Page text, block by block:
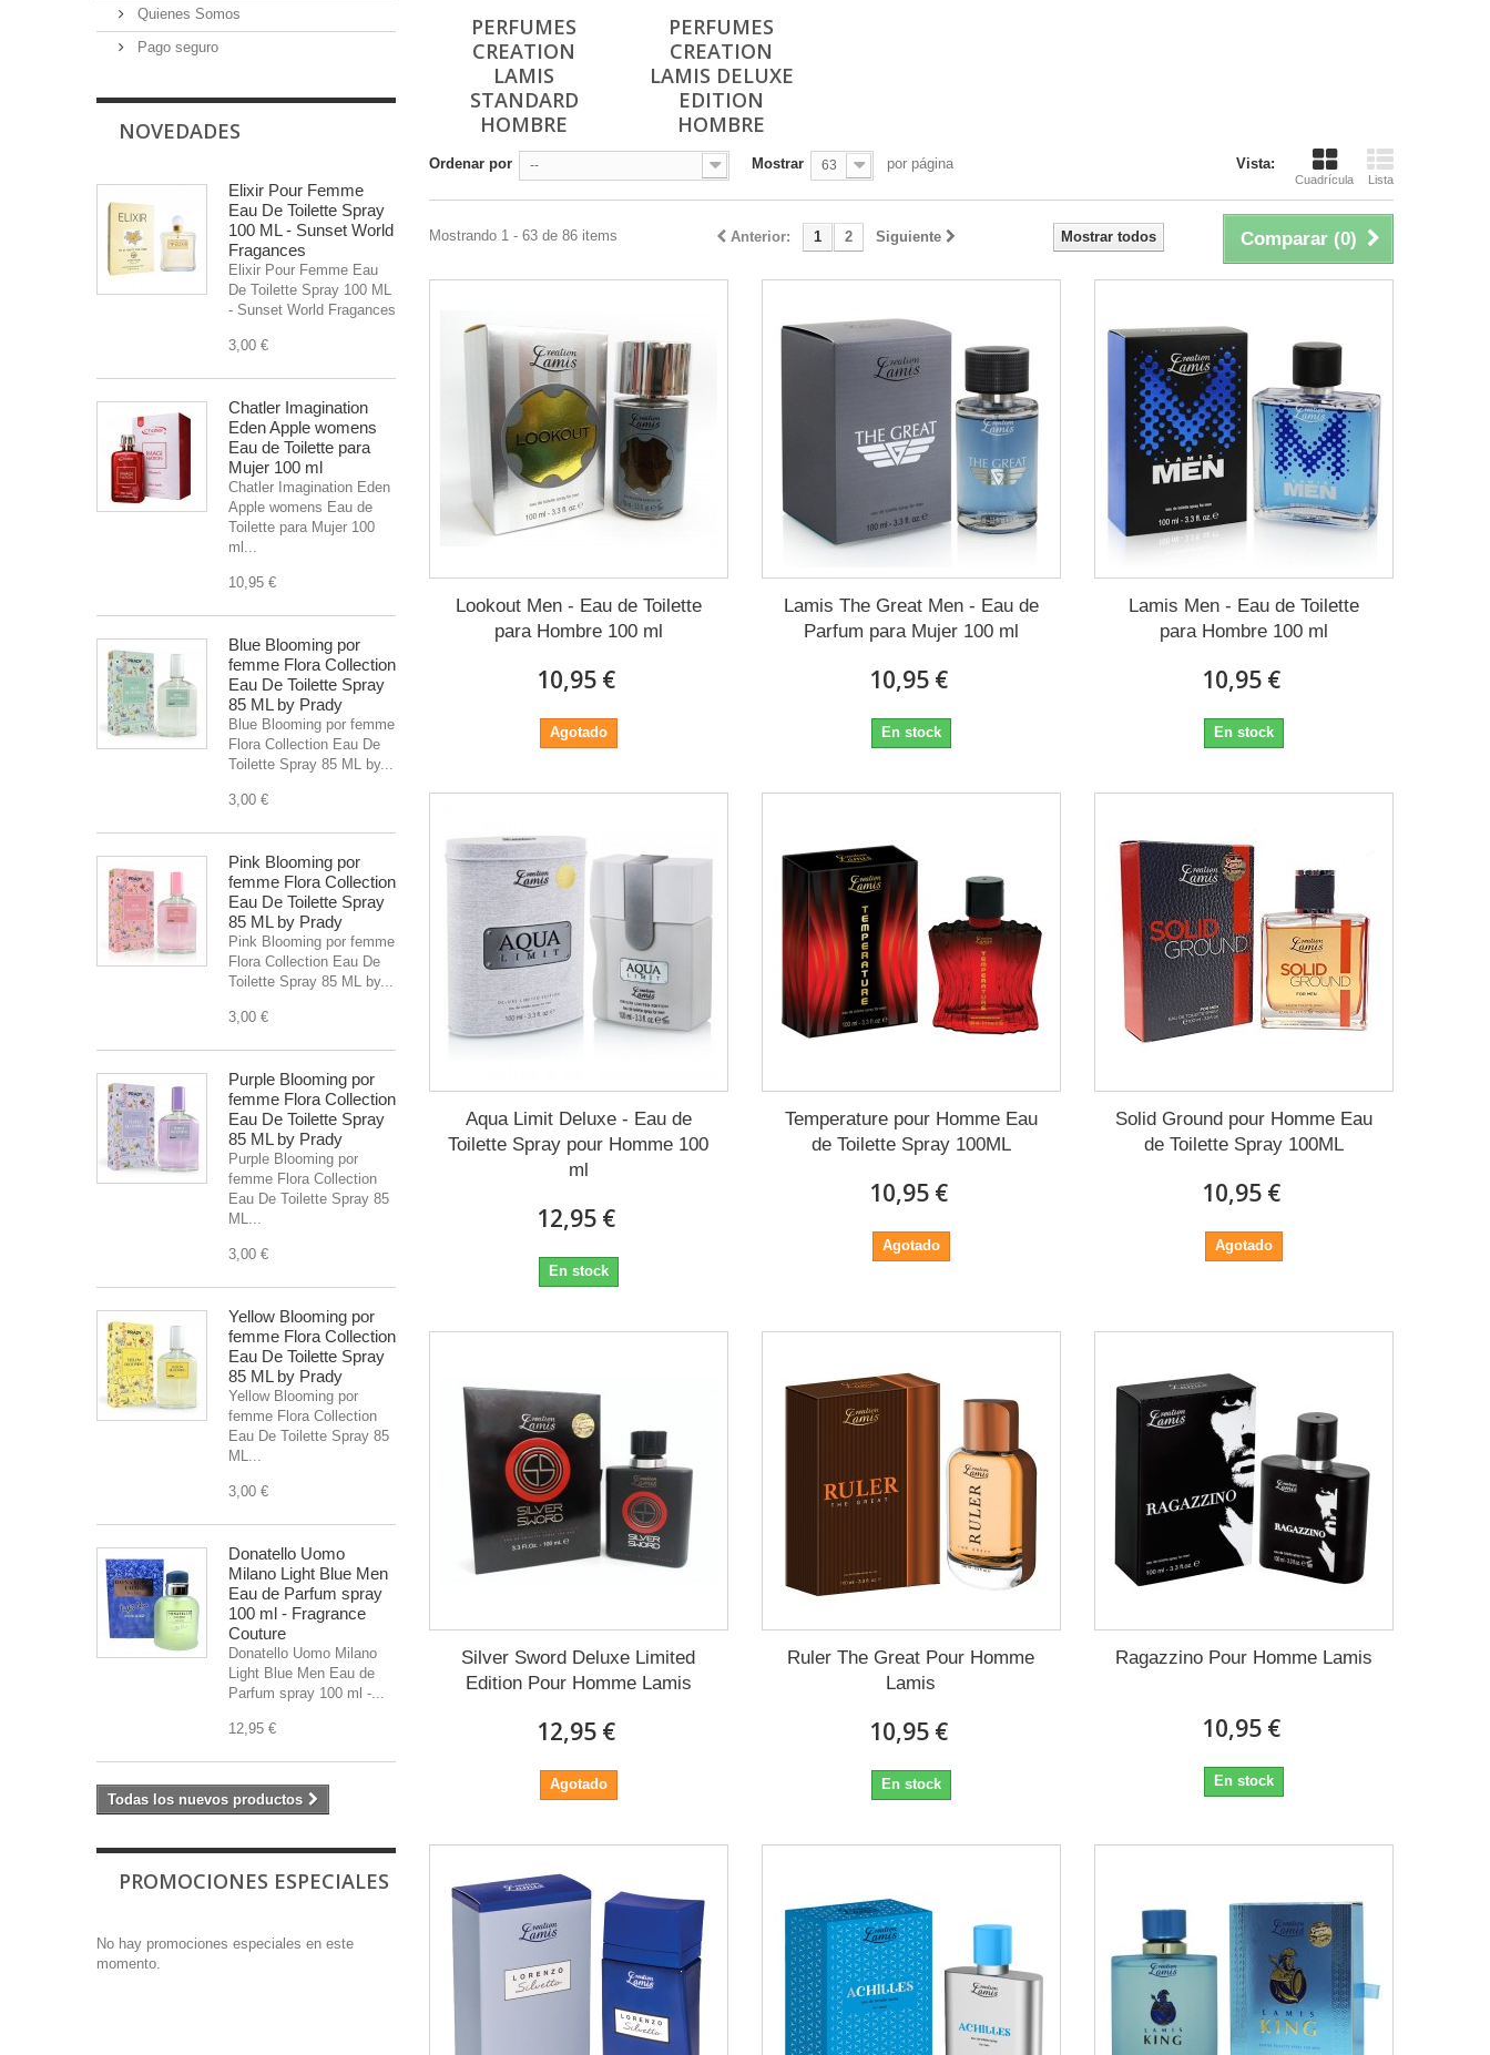
Quienes Somos
Pago seguro
NOVEDADES
Elixir Pour Femme
Eau De Toilette Spray
100 ML - Sunset World
Fragances
Elixir Pour Femme Eau
De Toilette Spray 100 ML
- Sunset World Fragances
3,00 €
Chatler Imagination
Eden Apple womens
Eau de Toilette para
Mujer 100 ml
Chatler Imagination Eden
Apple womens Eau de
Toilette para Mujer 100
ml...
10,95 €
Blue Blooming por
femme Flora Collection
Eau De Toilette Spray
85 ML by Prady
Blue Blooming por femme
Flora Collection Eau De
Toilette Spray 85 ML by...
3,00 €
Pink Blooming por
femme Flora Collection
Eau De Toilette Spray
85 ML by Prady
Pink Blooming por femme
Flora Collection Eau De
Toilette Spray 85 ML by...
3,00 €
Purple Blooming por
femme Flora Collection
Eau De Toilette Spray
85 ML by Prady
Purple Blooming por
femme Flora Collection
Eau De Toilette Spray 85
ML...
3,00 €
Yellow Blooming por
femme Flora Collection
Eau De Toilette Spray
85 ML by Prady
Yellow Blooming por
femme Flora Collection
Eau De Toilette Spray 85
ML...
3,00 €
Donatello Uomo
Milano Light Blue Men
Eau de Parfum spray
100 ml - Fragrance
Couture
Donatello Uomo Milano
Light Blue Men Eau de
Parfum spray 100 ml -...
12,95 €
Todas los nuevos productos
PROMOCIONES ESPECIALES
No hay promociones especiales en este
momento.
PERFUMES
CREATION
LAMIS
STANDARD
HOMBRE
PERFUMES
CREATION
LAMIS DELUXE
EDITION
HOMBRE
Vista:
Cuadrícula Lista
Ordenar por -- Mostrar 63 por página
Comparar (0)
Mostrar todos
Anterior: 1 2 Siguiente
Mostrando 1 - 63 de 86 items
Lookout Men - Eau de Toilette
para Hombre 100 ml
10,95 €
Agotado
Lamis The Great Men - Eau de
Parfum para Mujer 100 ml
10,95 €
En stock
Lamis Men - Eau de Toilette
para Hombre 100 ml
10,95 €
En stock
Aqua Limit Deluxe - Eau de
Toilette Spray pour Homme 100
ml
12,95 €
En stock
Temperature pour Homme Eau
de Toilette Spray 100ML
10,95 €
Agotado
Solid Ground pour Homme Eau
de Toilette Spray 100ML
10,95 €
Agotado
Silver Sword Deluxe Limited
Edition Pour Homme Lamis
12,95 €
Agotado
Ruler The Great Pour Homme
Lamis
10,95 €
En stock
Ragazzino Pour Homme Lamis
10,95 €
En stock